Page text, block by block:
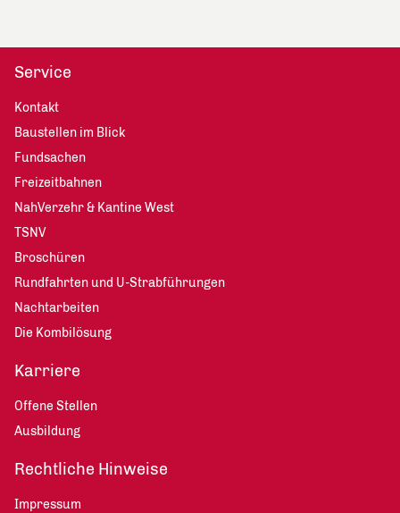
Service
Kontakt
Baustellen im Blick
Fundsachen
Freizeitbahnen
NahVerzehr & Kantine West
TSNV
Broschüren
Rundfahrten und U-Strabführungen
Nachtarbeiten
Die Kombilösung
Karriere
Offene Stellen
Ausbildung
Rechtliche Hinweise
Impressum